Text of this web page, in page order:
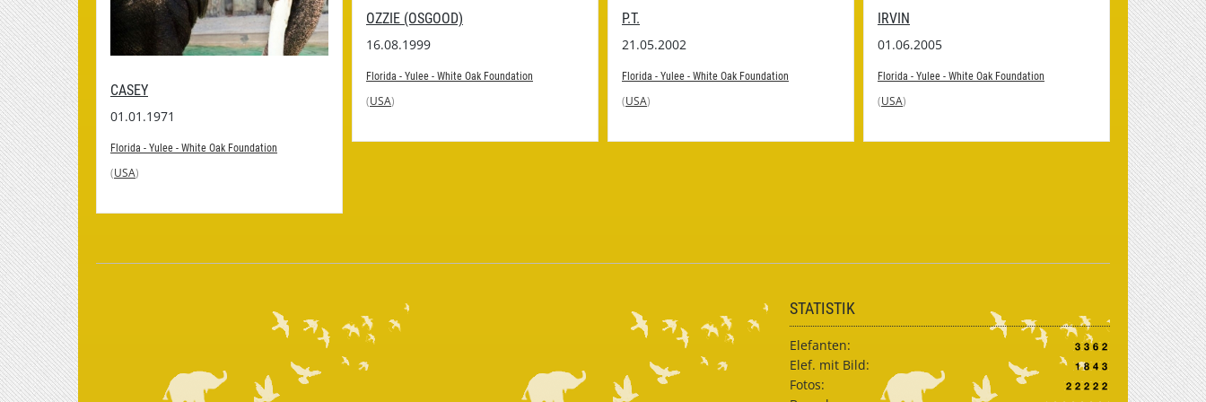
CASEY
01.01.1971
Florida - Yulee - White Oak Foundation
(USA)
OZZIE (OSGOOD)
16.08.1999
Florida - Yulee - White Oak Foundation
(USA)
P.T.
21.05.2002
Florida - Yulee - White Oak Foundation
(USA)
IRVIN
01.06.2005
Florida - Yulee - White Oak Foundation
(USA)
BARACK (
19.01.2009
Florida - Yulee -
(USA)
STATISTIK
Elefanten:
Elef. mit Bild:
Fotos: